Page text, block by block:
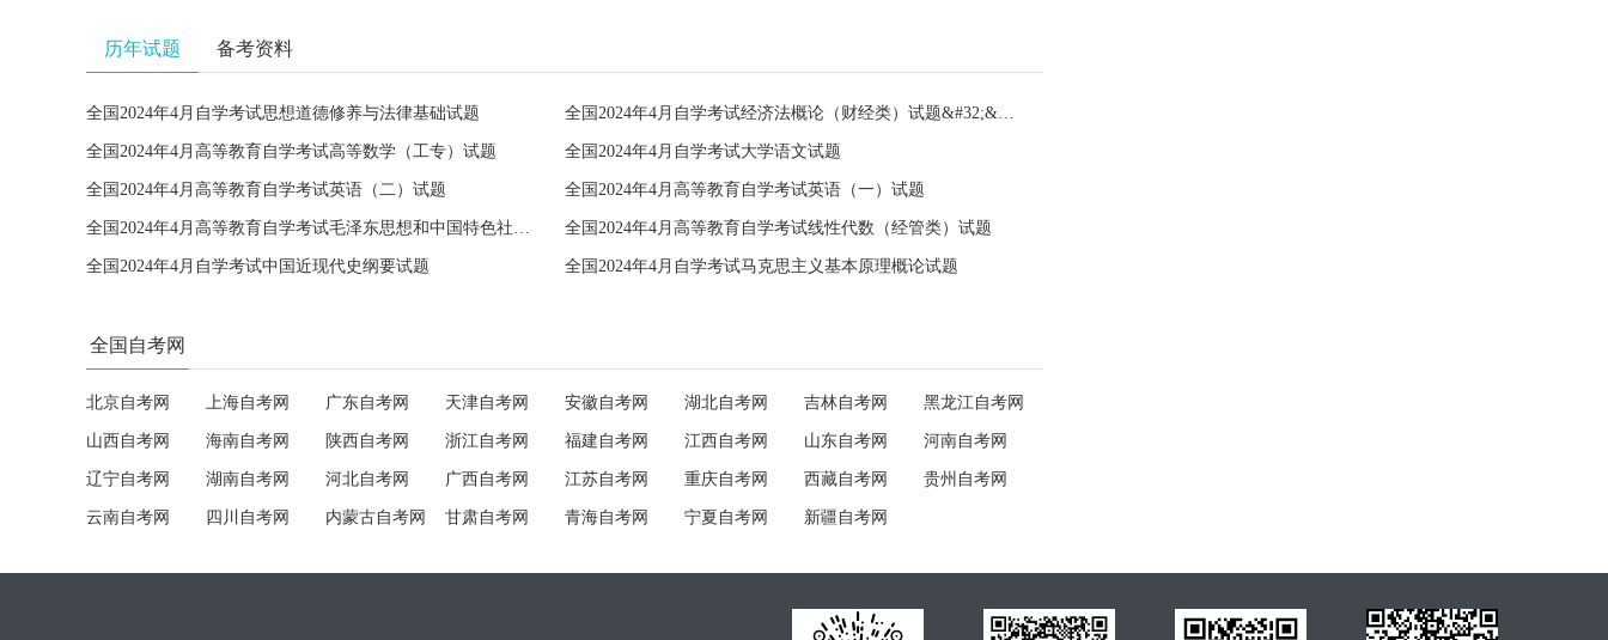
历年试题 备考资料
全国2024年4月自学考试思想道德修养与法律基础试题 全国2024年4月自学考试经济法概论（财经类）试题&#32;&#32;
全国2024年4月高等教育自学考试高等数学（工专）试题 全国2024年4月自学考试大学语文试题
全国2024年4月高等教育自学考试英语（二）试题 全国2024年4月高等教育自学考试英语（一）试题
全国2024年4月高等教育自学考试毛泽东思想和中国特色社会主义理论体系概论试题 全国2024年4月高等教育自学考试线性代数（经管类）试题
全国2024年4月自学考试中国近现代史纲要试题 全国2024年4月自学考试马克思主义基本原理概论试题
全国自考网
北京自考网 上海自考网 广东自考网 天津自考网 安徽自考网 湖北自考网 吉林自考网 黑龙江自考网
山西自考网 海南自考网 陕西自考网 浙江自考网 福建自考网 江西自考网 山东自考网 河南自考网
辽宁自考网 湖南自考网 河北自考网 广西自考网 江苏自考网 重庆自考网 西藏自考网 贵州自考网
云南自考网 四川自考网 内蒙古自考网 甘肃自考网 青海自考网 宁夏自考网 新疆自考网